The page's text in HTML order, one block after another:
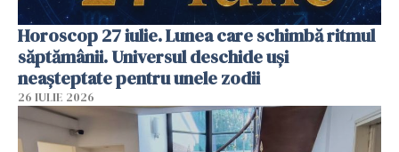
Horoscop 27 iulie. Lunea care schimbă ritmul
săptămânii. Universul deschide uși
neașteptate pentru unele zodii
26 IULIE 2026